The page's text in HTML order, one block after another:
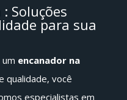
Soluções
para sua
encanador na
qualidade, você
especialistas em